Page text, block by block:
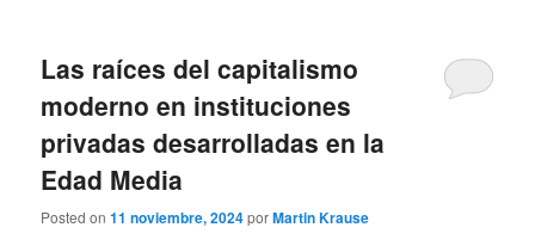
Las raíces del capitalismo
moderno en instituciones
privadas desarrolladas en la
Edad Media
Posted on11 noviembre, 2024porMartin Krause